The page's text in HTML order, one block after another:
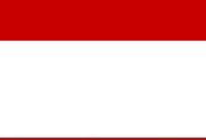
विचार, ऑडियो, वीडियो और